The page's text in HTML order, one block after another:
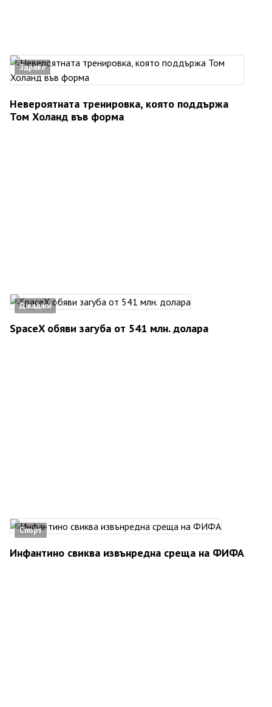
Здраве
Невероятната тренировка, която поддържа
Том Холанд във форма
Джаджи
SpaceX обяви загуба от 541 млн. долара
Спорт
Инфантино свиква извънредна среща на ФИФА